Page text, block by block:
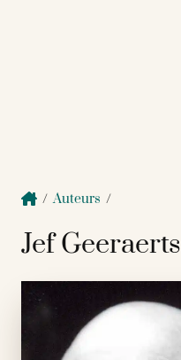
/Auteurs /
Jef Geeraerts